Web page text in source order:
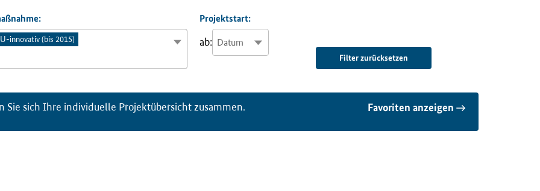
ßnahme:
innovativ (bis 2015)
Projektstart:
ab:
Filter zurücksetzen
Sie sich Ihre individuelle Projektübersicht zusammen. Favoriten anzeigen